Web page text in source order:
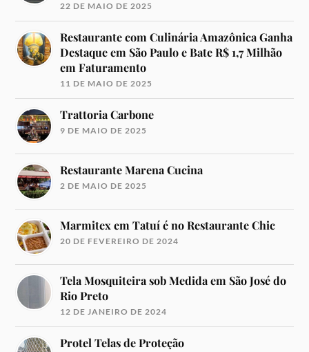
22 DE MAIO DE 2025
Restaurante com Culinária Amazônica Ganha
Destaque em São Paulo e Bate R$ 1,7 Milhão
em Faturamento
11 DE MAIO DE 2025
Trattoria Carbone
9 DE MAIO DE 2025
Restaurante Marena Cucina
2 DE MAIO DE 2025
Marmitex em Tatuí é no Restaurante Chic
20 DE FEVEREIRO DE 2024
Tela Mosquiteira sob Medida em São José do
Rio Preto
12 DE JANEIRO DE 2024
Protel Telas de Proteção